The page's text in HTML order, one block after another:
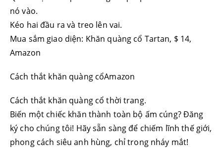
nó vào.
Kéo hai đầu ra và treo lên vai.
Mua sắm giao diện: Khăn quàng cổ Tartan, $ 14,
Amazon
Cách thắt khăn quàng cổAmazon
Cách thắt khăn quàng cổ thời trang.
Biến một chiếc khăn thành toàn bộ ấm cúng? Đăng
ký cho chúng tôi! Hãy sẵn sàng để chiếm lĩnh thế giới,
phong cách siêu anh hùng, chỉ trong nháy mắt!